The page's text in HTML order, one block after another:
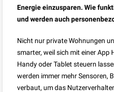
Energie einzusparen. Wie
und werden auch
Nicht nur private Wohnungen
smarter, weil sich mit einer App
Handy oder Tablet steuern
werden immer mehr Sensoren,
verbaut, um das